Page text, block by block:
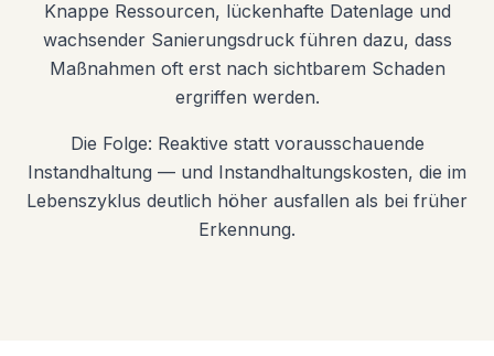
Knappe Ressourcen, lückenhafte Datenlage und
wachsender Sanierungsdruck führen dazu, dass
Maßnahmen oft erst nach sichtbarem Schaden
ergriffen werden.
Die Folge: Reaktive statt vorausschauende
Instandhaltung — und Instandhaltungskosten, die im
Lebenszyklus deutlich höher ausfallen als bei früher
Erkennung.